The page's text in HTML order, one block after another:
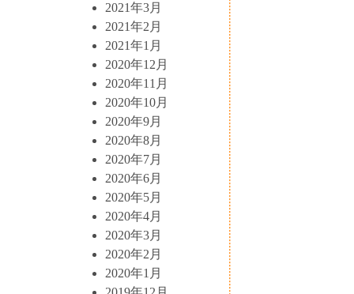
2021年3月
2021年2月
2021年1月
2020年12月
2020年11月
2020年10月
2020年9月
2020年8月
2020年7月
2020年6月
2020年5月
2020年4月
2020年3月
2020年2月
2020年1月